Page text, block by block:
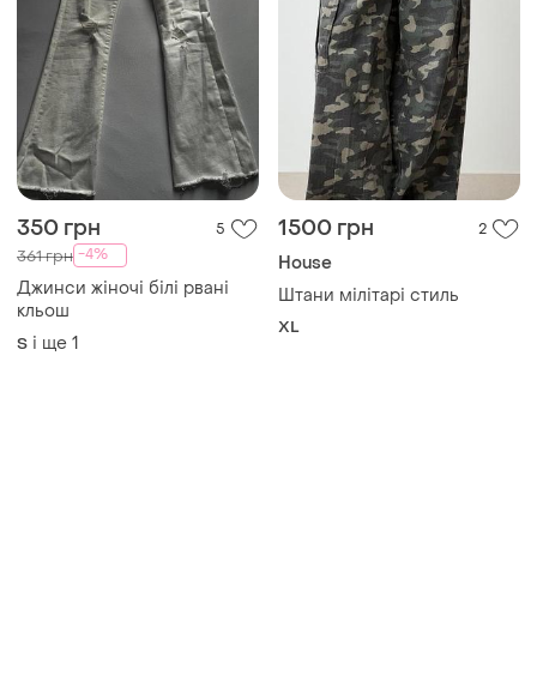
350 грн 5
361 грн -4%
Джинси жіночі білі рвані
кльош
S і ще 1
1500 грн 2
House
Штани мілітарі стиль
XL